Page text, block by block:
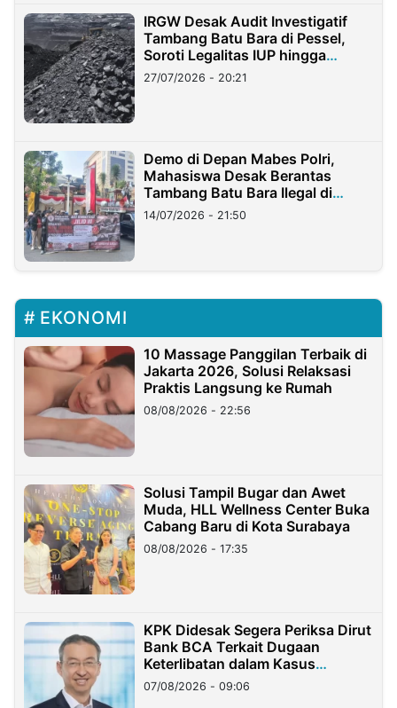
IRGW Desak Audit Investigatif
Tambang Batu Bara di Pessel,
Soroti Legalitas IUP hingga
Stockpile
27/07/2026 - 20:21
Demo di Depan Mabes Polri,
Mahasiswa Desak Berantas
Tambang Batu Bara Ilegal di
Lampung
14/07/2026 - 21:50
EKONOMI
10 Massage Panggilan Terbaik di
Jakarta 2026, Solusi Relaksasi
Praktis Langsung ke Rumah
08/08/2026 - 22:56
Solusi Tampil Bugar dan Awet
Muda, HLL Wellness Center Buka
Cabang Baru di Kota Surabaya
08/08/2026 - 17:35
KPK Didesak Segera Periksa Dirut
Bank BCA Terkait Dugaan
Keterlibatan dalam Kasus
Hilangnya Dana Nasabah Rp2,58
Miliar
07/08/2026 - 09:06